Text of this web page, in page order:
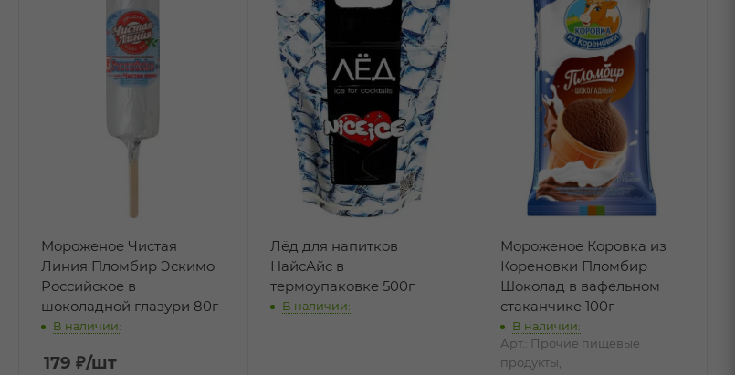
Мороженое Чистая
Линия Пломбир Эскимо
Российское в
шоколадной глазури 80г
В наличии:
179 ₽/шт
Лёд для напитков
НайсАйс в
термоупаковке 500г
В наличии:
Мороженое Коровка из
Кореновки Пломбир
Шоколад в вафельном
стаканчике 100г
В наличии:
Арт.: Прочие пищевые
продукты,